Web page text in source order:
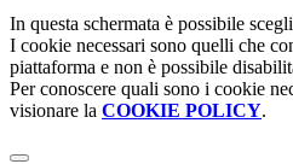
In questa schermata è possibile
I cookie necessari sono quelli che
piattaforma e non è possibile
Per conoscere quali sono i cookie
visionare la COOKIE POLICY.